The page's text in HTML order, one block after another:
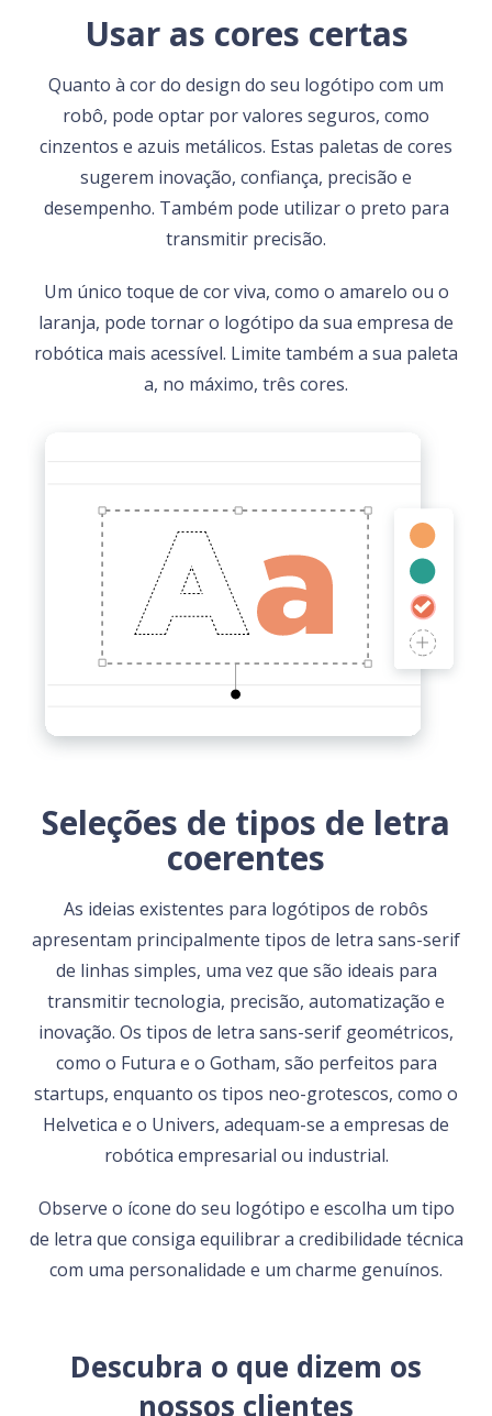
Usar as cores certas
Quanto à cor do design do seu logótipo com um
robô, pode optar por valores seguros, como
cinzentos e azuis metálicos. Estas paletas de cores
sugerem inovação, confiança, precisão e
desempenho. Também pode utilizar o preto para
transmitir precisão.
Um único toque de cor viva, como o amarelo ou o
laranja, pode tornar o logótipo da sua empresa de
robótica mais acessível. Limite também a sua paleta
a, no máximo, três cores.
Seleções de tipos de letra
coerentes
As ideias existentes para logótipos de robôs
apresentam principalmente tipos de letra sans-serif
de linhas simples, uma vez que são ideais para
transmitir tecnologia, precisão, automatização e
inovação. Os tipos de letra sans-serif geométricos,
como o Futura e o Gotham, são perfeitos para
startups, enquanto os tipos neo-grotescos, como o
Helvetica e o Univers, adequam-se a empresas de
robótica empresarial ou industrial.
Observe o ícone do seu logótipo e escolha um tipo
de letra que consiga equilibrar a credibilidade técnica
com uma personalidade e um charme genuínos.
Descubra o que dizem os
nossos clientes